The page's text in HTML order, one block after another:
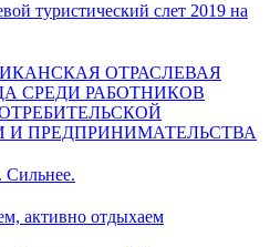
туристический слет 2019 на
ОТРАСЛЕВАЯ
СРЕДИ РАБОТНИКОВ
И ПРЕДПРИНИМАТЕЛЬСТВА
активно отдыхаем